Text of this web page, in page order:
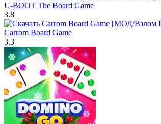
U-BOOT The Board Game
3.8
Carrom Board Game
3.3